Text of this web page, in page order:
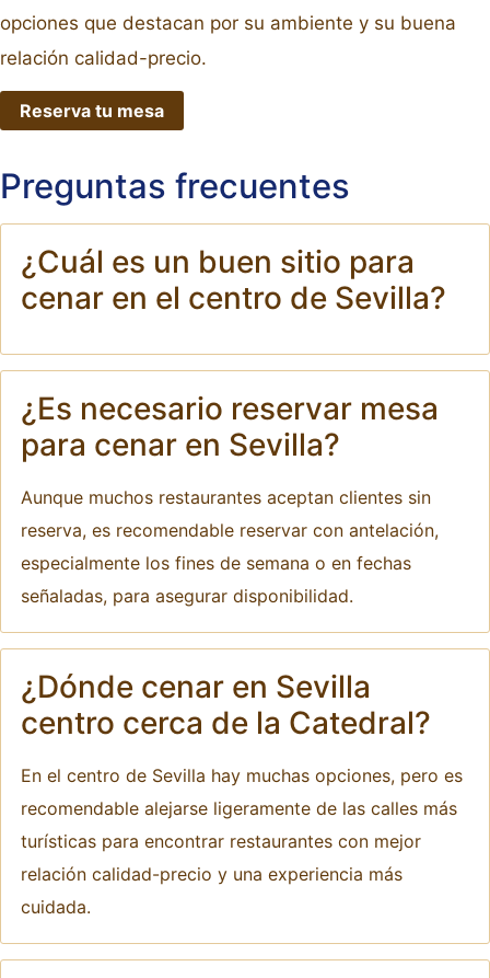
opciones que destacan por su ambiente y su buena
relación calidad-precio.
Reserva tu mesa
Preguntas frecuentes
¿Cuál es un buen sitio para
cenar en el centro de Sevilla?
¿Es necesario reservar mesa
para cenar en Sevilla?
Aunque muchos restaurantes aceptan clientes sin
reserva, es recomendable reservar con antelación,
especialmente los fines de semana o en fechas
señaladas, para asegurar disponibilidad.
¿Dónde cenar en Sevilla
centro cerca de la Catedral?
En el centro de Sevilla hay muchas opciones, pero es
recomendable alejarse ligeramente de las calles más
turísticas para encontrar restaurantes con mejor
relación calidad-precio y una experiencia más
cuidada.